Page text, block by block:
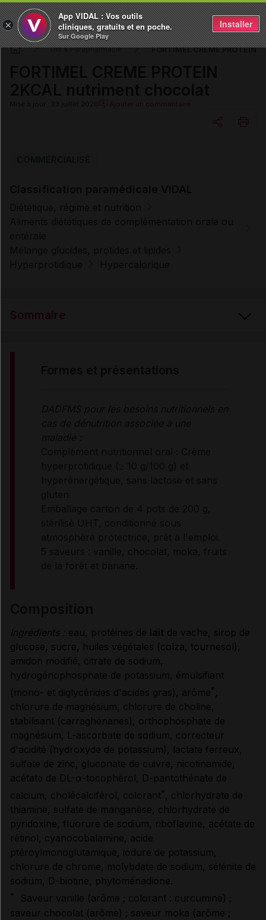
DM & Parapharmacie FORTIMEL CREME PROTEIN
Ajouter un commentaire
Sommaire
Données administratives
Ingrédients : eau, protéines de lait de vache, sirop de
glucose, sucre, huiles végétales (colza, tournesol),
amidon modifié, citrate de sodium,
hydrogénophosphate de potassium, émulsifiant
(mono- et diglycérides d'acides gras), arôme * ,
chlorure de magnésium, chlorure de choline,
stabilisant (carraghénanes), orthophosphate de
magnésium, L-ascorbate de sodium, correcteur
d'acidité (hydroxyde de potassium), lactate ferreux,
sulfate de zinc, gluconate de cuivre, nicotinamide,
acétate de DL-α-tocophérol, D-pantothénate de
calcium, cholécalciférol, colorant* , chlorhydrate de
thiamine, sulfate de manganèse, chlorhydrate de
pyridoxine, fluorure de sodium, riboflavine, acétate de
rétinol, cyanocobalamine, acide
ptéroylmonoglutamique, iodure de potassium,
chlorure de chrome, molybdate de sodium, sélénite de
sodium, D-biotine, phytoménadione.
*
Saveur vanille (arôme ; colorant : curcumine) ;
saveur chocolat (arôme) ; saveur moka (arôme ;
×
App VIDAL : Vos outils
cliniques, gratuits et en poche.
Sur Google Play
Installer